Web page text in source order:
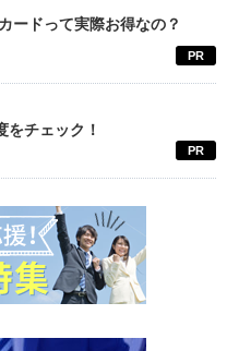
ードって実際お得なの？
PR
をチェック！
PR